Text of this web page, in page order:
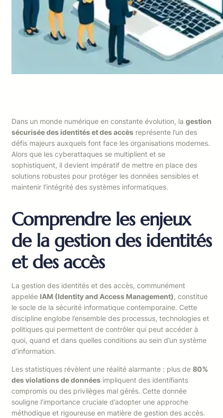
Dans un monde numérique en constante évolution, la gestion
sécurisée des identités et des accès représente l’un des
défis majeurs auxquels font face les organisations modernes.
Alors que les cyberattaques se multiplient et se
sophistiquent, il devient impératif de mettre en place des
solutions robustes pour protéger les données sensibles et
maintenir l’intégrité des systèmes informatiques.
Comprendre les enjeux
de la gestion des identités
et des accès
La gestion des identités et des accès, communément
appelée IAM (Identity and Access Management), constitue
le socle de la sécurité informatique contemporaine. Cette
discipline englobe l’ensemble des processus, technologies et
politiques qui permettent de contrôler qui peut accéder à
quoi, quand et dans quelles conditions au sein d’un système
d’information.
Les statistiques révèlent une réalité alarmante : plus de 80%
des violations de données impliquent des identifiants
compromis ou des privilèges mal gérés. Cette donnée
souligne l’importance cruciale d’adopter une approche
méthodique et rigoureuse en matière de gestion des accès.